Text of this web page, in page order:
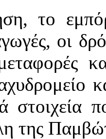
το
οι
στοιχεία
της